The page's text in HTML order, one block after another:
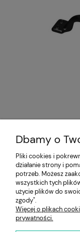
Pomoc
Moje konto
Płatności i dostawa
Dbamy o
Pliki cookies i
działanie strony i
potrzeb. Możesz
wszystkich tych
użycie plików do
zgody".
Więcej o plikach
prywatności.